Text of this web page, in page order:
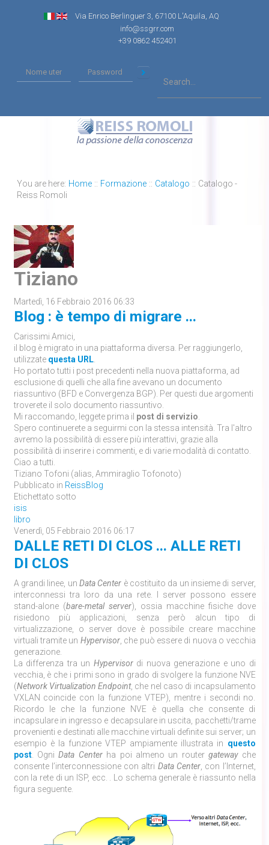
Via Enrico Berlinguer 3, 67100 L'Aquila, AQ
info@ssgrr.com
+39 0862 452401
You are here: Home :: Formazione :: Catalogo :: Catalogo -
Reiss Romoli
Tiziano
Martedì, 16 Febbraio 2016 06:33
Blog : è tempo di migrare ...
Carissimi Amici,
il blog è migrato in una piattaforma diversa. Per raggiungerlo,
utilizzate questa URL.
Ho portato tutti i post precedenti nella nuova piattaforma, ad
esclusione di quelli che alla fine avevano un documento
riassuntivo (BFD e Convergenza BGP). Per questi due argomenti
troverete il solo documento riassuntivo.
Mi raccomando, leggete prima il post di servizio
Spero continuerete a seguirmi con la stessa intensità. Tra l'altro
avremo la possibilità di essere più interattivi, grazie alla
possibilità di inserire i commenti, e di varie modalità di contatto.
Ciao a tutti.
Tiziano Tofoni (alias, Ammiraglio Tofonoto)
Pubblicato in ReissBlog
Etichettato sotto
isis
libro
Venerdì, 05 Febbraio 2016 06:17
DALLE RETI DI CLOS ... ALLE RETI
DI CLOS
A grandi linee, un Data Center è costituito da un insieme di server,
interconnessi tra loro da una rete. I server possono essere
stand-alone (bare-metal server), ossia macchine fisiche dove
risiedono più applicazioni, senza però alcun tipo di
virtualizzazione, o server dove è possibile creare macchine
virtuali tramite un Hypervisor, che può essere di nuova o vecchia
generazione.
La differenza tra un Hypervisordi nuova generazione e uno di
vecchia, è che i primi sono in grado di svolgere la funzione NVE
(Network Virtualization Endpoint, che nel caso di incapsulamento
VXLAN coincide con la funzione VTEP), mentre i secondi no.
Ricordo le che la funzione NVE è quella che consente di
incapsulare in ingresso e decapsulare in uscita, pacchetti/trame
provenienti e destinati alle macchine virtuali definite sui server; un
esempio è la funzione VTEP ampiamente illustrata in questo
post. OgniData Centerha poi almeno un routergatewayche
consente l’interconnessione con altri Data Center, con l’Internet,
con la rete di un ISP, ecc. . Lo schema generale è riassunto nella
figura seguente.